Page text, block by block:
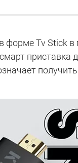
форме Tv Stick